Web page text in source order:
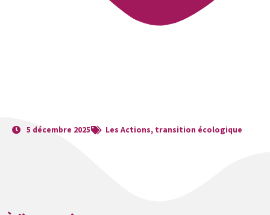
5 décembre 2025 Les Actions, transition écologique